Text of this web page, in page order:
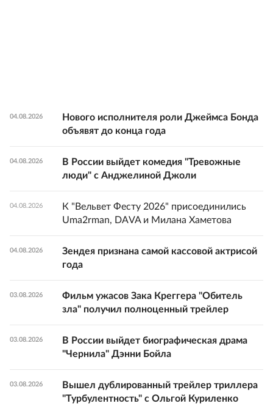
04.08.2026
Нового исполнителя роли Джеймса Бонда
объявят до конца года
04.08.2026
В России выйдет комедия "Тревожные
люди" с Анджелиной Джоли
04.08.2026
К "Вельвет Фесту 2026" присоединились
Uma2rman, DAVA и Милана Хаметова
04.08.2026
Зендея признана самой кассовой актрисой
года
03.08.2026
Фильм ужасов Зака Креггера "Обитель
зла" получил полноценный трейлер
03.08.2026
В России выйдет биографическая драма
"Чернила" Дэнни Бойла
03.08.2026
Вышел дублированный трейлер триллера
"Турбулентность" с Ольгой Куриленко